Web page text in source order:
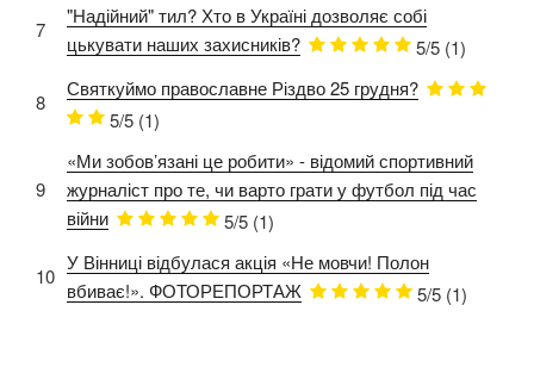
7
"Надійний" тил? Хто в Україні дозволяє собі
цькувати наших захисників?
5/5 (1)
8
Святкуймо православне Різдво 25 грудня?
5/5 (1)
9
«Ми зобов’язані це робити» - відомий спортивний
журналіст про те, чи варто грати у футбол під час
війни
5/5 (1)
10
У Вінниці відбулася акція «Не мовчи! Полон
вбиває!». ФОТОРЕПОРТАЖ
5/5 (1)